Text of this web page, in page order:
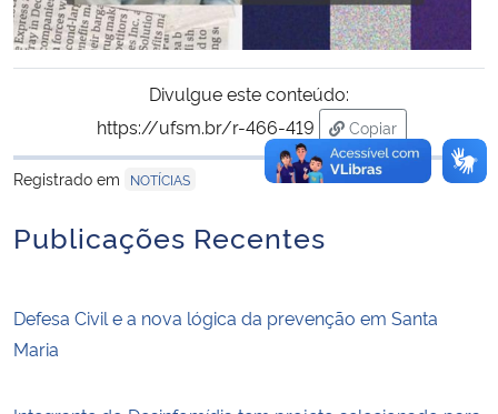
Divulgue este conteúdo:
https://ufsm.br/r-466-419
Copiar
para área de
Registrado em
NOTÍCIAS
Publicações Recentes
Defesa Civil e a nova lógica da prevenção em Santa
Maria